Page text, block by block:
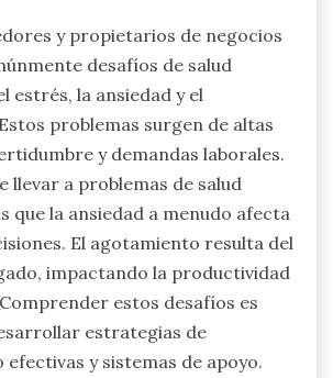
y propietarios de negocios
desafíos de salud
estrés, la ansiedad y el
problemas surgen de altas
y demandas laborales.
llevar a problemas de salud
que la ansiedad a menudo afecta
El agotamiento resulta del
impactando la productividad
estos desafíos es
estrategias de
y sistemas de apoyo.